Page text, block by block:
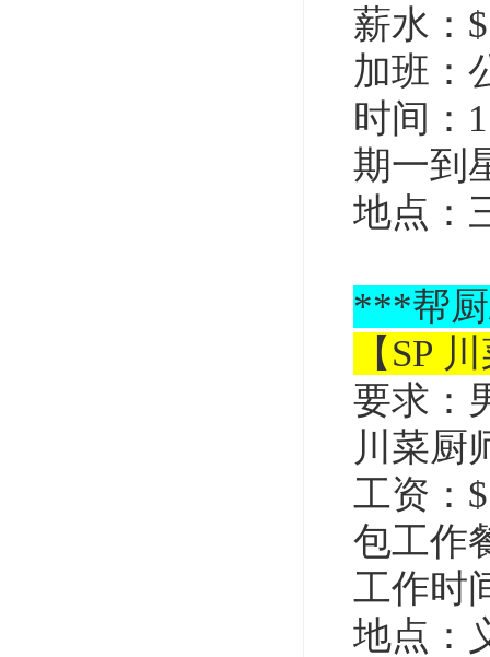
薪水：
加班：
时间：
期一到
地点：
***帮
【SP
要求：
川菜厨
工资：
包工作
工作时
地点：